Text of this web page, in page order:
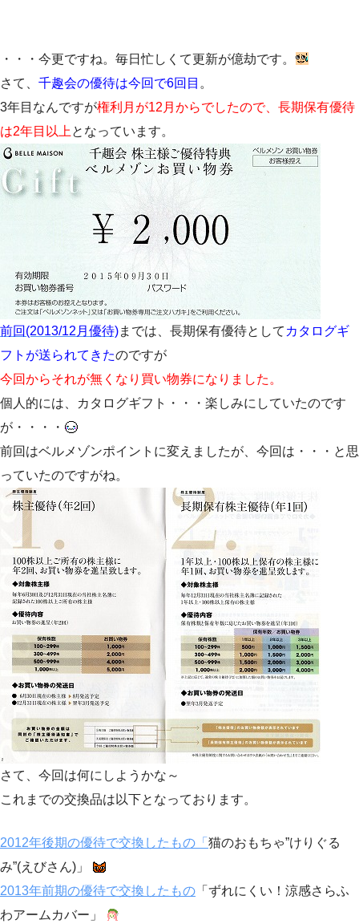
・・・今更ですね。毎日忙しくて更新が億劫です。
さて、 千趣会の優待は今回で6回目 。
3年目なんですが権利月が12月からでしたので、長期保有優待
は2年目以上 となっています。
前回(2013/12月優待)までは、長期保有優待として カタログギ
フトが送られてきたのですが
今回からそれが無くなり買い物券になりました。
個人的には、カタログギフト・・・楽しみにしていたのです
が・・・・
前回はベルメゾンポイントに変えましたが、今回は・・・と思
っていたのですがね。
さて、今回は何にしようかな～
これまでの交換品は以下となっております。
2012年後期の優待で交換したもの「 猫のおもちゃ”けりぐる
み”(えびさん)」
2013年前期の優待で交換したもの 「ずれにくい！涼感さらふ
わアームカバー」